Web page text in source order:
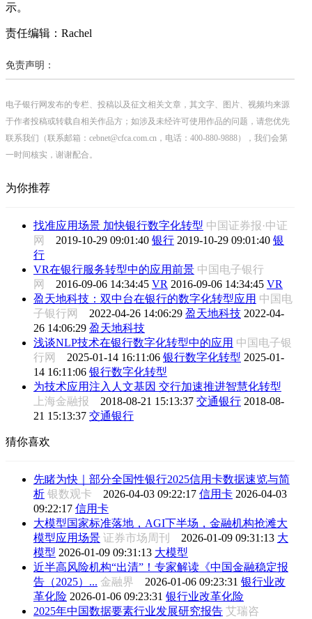
示。
责任编辑：Rachel
免责声明：
电子银行网发布的专栏、投稿以及征文相关文章，其文字、图片、视频均来源
于作者投稿或转载自相关作品方；如涉及未经许可使用作品的问题，请您优先
联系我们（联系邮箱：cebnet@cfca.com.cn，电话：400-880-9888），我们会第
一时间核实，谢谢配合。
为你推荐
找准应用场景 加快银行数字化转型 中国证券报·中证
网 2019-10-29 09:01:40 银行 2019-10-29 09:01:40 银
行
VR在银行服务转型中的应用前景 中国电子银行
网 2016-09-06 14:34:45 VR 2016-09-06 14:34:45 VR
盈天地科技：双中台在银行的数字化转型应用 中国电
子银行网 2022-04-26 14:06:29 盈天地科技 2022-04-
26 14:06:29 盈天地科技
浅谈NLP技术在银行数字化转型中的应用 中国电子银
行网 2025-01-14 16:11:06 银行数字化转型 2025-01-
14 16:11:06 银行数字化转型
为技术应用注入人文基因 交行加速推进智慧化转型
上海金融报 2018-08-21 15:13:37 交通银行 2018-08-
21 15:13:37 交通银行
猜你喜欢
先睹为快｜部分全国性银行2025信用卡数据速览与简
析 银数观卡 2026-04-03 09:22:17 信用卡 2026-04-03
09:22:17 信用卡
大模型国家标准落地，AGI下半场，金融机构抢滩大
模型应用场景 证券市场周刊 2026-01-09 09:31:13 大
模型 2026-01-09 09:31:13 大模型
近半高风险机构“出清”！专家解读《中国金融稳定报
告（2025）... 金融界 2026-01-06 09:23:31 银行业改
革化险 2026-01-06 09:23:31 银行业改革化险
2025年中国数据要素行业发展研究报告 艾瑞咨